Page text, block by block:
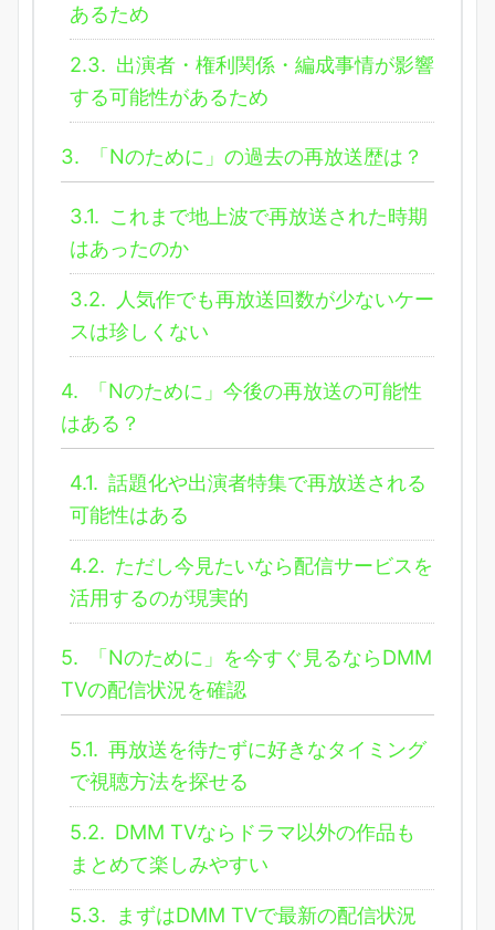
あるため
2.3. 出演者・権利関係・編成事情が影響
する可能性があるため
3. 「Nのために」の過去の再放送歴は？
3.1. これまで地上波で再放送された時期
はあったのか
3.2.
人気作でも再放送回数が少ないケー
スは珍しくない
4.
「Nのために」今後の再放送の可能性
はある？
4.1. 話題化や出演者特集で再放送される
可能性はある
4.2. ただし今見たいなら配信サービスを
活用するのが現実的
5.
「Nのために」を今すぐ見るならDMM
TVの配信状況を確認
5.1. 再放送を待たずに好きなタイミング
で視聴方法を探せる
5.2. DMM TVならドラマ以外の作品も
まとめて楽しみやすい
5.3. まずはDMM TVで最新の配信状況